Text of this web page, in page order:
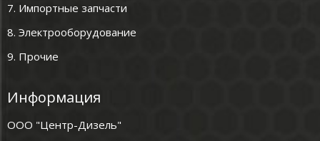
7. Импортные запчасти
8. Электрооборудование
9. Прочие
Информация
ООО "Центр-Дизель"